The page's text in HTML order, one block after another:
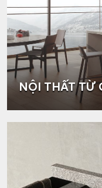
NỘI THẤT TỪ